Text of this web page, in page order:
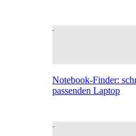
Notebook-Finder:
passenden Laptop